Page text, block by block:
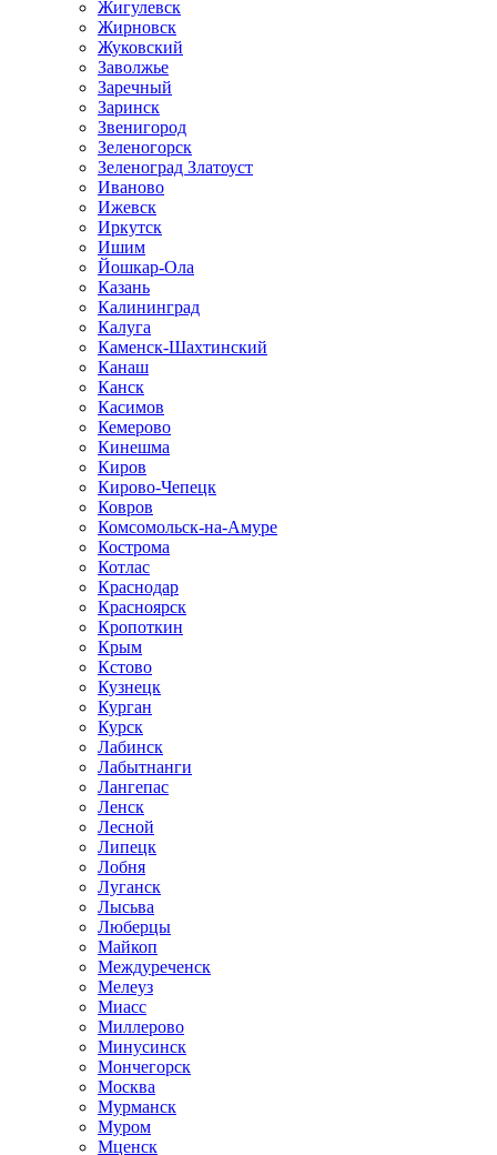
Жигулевск
Жирновск
Жуковский
Заволжье
Заречный
Заринск
Звенигород
Зеленогорск
Зеленоград Златоуст
Иваново
Ижевск
Иркутск
Ишим
Йошкар-Ола
Казань
Калининград
Калуга
Каменск-Шахтинский
Канаш
Канск
Касимов
Кемерово
Кинешма
Киров
Кирово-Чепецк
Ковров
Комсомольск-на-Амуре
Кострома
Котлас
Краснодар
Красноярск
Кропоткин
Крым
Кстово
Кузнецк
Курган
Курск
Лабинск
Лабытнанги
Лангепас
Ленск
Лесной
Липецк
Лобня
Луганск
Лысьва
Люберцы
Майкоп
Междуреченск
Мелеуз
Миасс
Миллерово
Минусинск
Мончегорск
Москва
Мурманск
Муром
Мценск